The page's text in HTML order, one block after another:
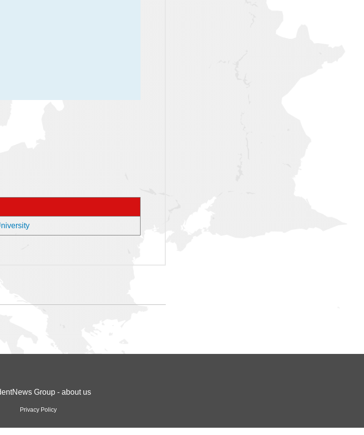
Group - about us
Privacy Policy